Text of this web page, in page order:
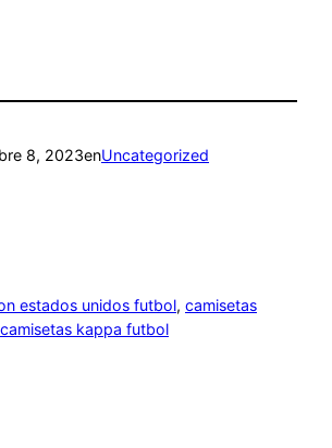
8, 2023enUncategorized
estados unidos futbol, camisetas
camisetas kappa futbol